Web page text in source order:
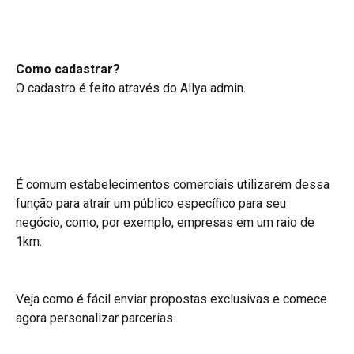
Como cadastrar?
O cadastro é feito através do Allya admin.
É comum estabelecimentos comerciais utilizarem dessa
função para atrair um público específico para seu
negócio, como, por exemplo, empresas em um raio de
1km.
Veja como é fácil enviar propostas exclusivas e comece
agora personalizar parcerias.